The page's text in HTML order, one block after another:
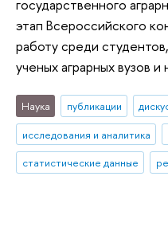
государственного
этап Всероссийского
работу среди
ученых аграрных вузов
Наука публикации
исследования и аналитика
статистические данные